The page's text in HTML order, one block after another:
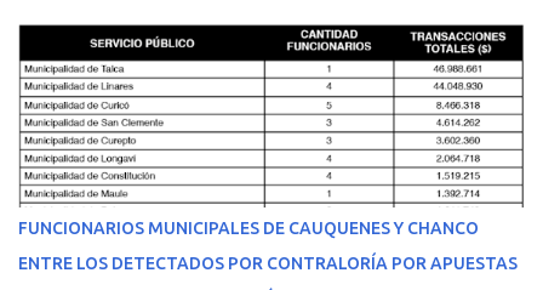
malestares físicos. Dada la complejidad de su estado de salud, el
equipo médico determinó su traslado de urgencia al Hospital
Regional de Talca y dado la urgencia la ambulancia partió hacia
Talca con escolta de Carabineros. En medio del traslado, el
estudiante de medicina de 25 años, se agravó y pese a los esfuerzos
del personal de emergencia terminó falleciendo, sin alcanzar a
recibir atención especializada en el centro de destino. Apenas se
conoció la gravedad de su condición, sus padres —residentes en
Villarrica— se trasladaron a Cauquenes con la esperanza de una
FUNCIONARIOS MUNICIPALES DE CAUQUENES Y CHANCO
ENTRE LOS DETECTADOS POR CONTRALORÍA POR APUESTAS